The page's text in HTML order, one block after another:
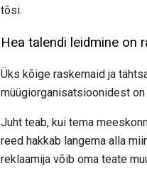
tõsi.
Hea talendi leidmine on
Üks kõige raskemaid ja
müügiorganisatsioonidest on
Juht teab, kui tema
reed hakkab langema alla
reklaamija võib oma teate